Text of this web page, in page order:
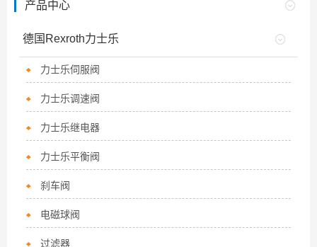
产品中心
德国Rexroth力士乐
力士乐伺服阀
力士乐调速阀
力士乐继电器
力士乐平衡阀
刹车阀
电磁球阀
过滤器